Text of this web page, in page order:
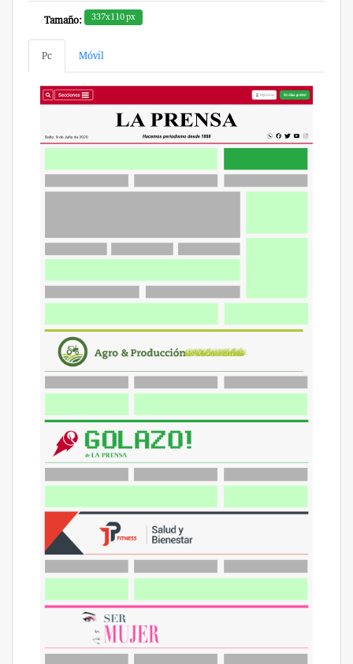
Tamaño: 337x110 px
Pc Móvil